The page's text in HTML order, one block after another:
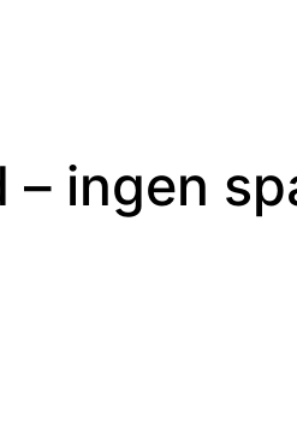
– ingen